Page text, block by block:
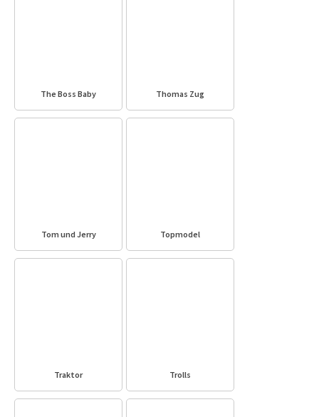
The Boss Baby Thomas Zug
Tom und Jerry Topmodel
Traktor Trolls